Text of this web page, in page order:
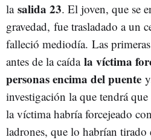
la salida 23. El joven, que se
gravedad, fue trasladado a un
falleció mediodía. Las
antes de la caída la víctima
personas encima del puente
investigación la que tendrá que
la víctima habría forcejeado
ladrones, que lo habrían tirado